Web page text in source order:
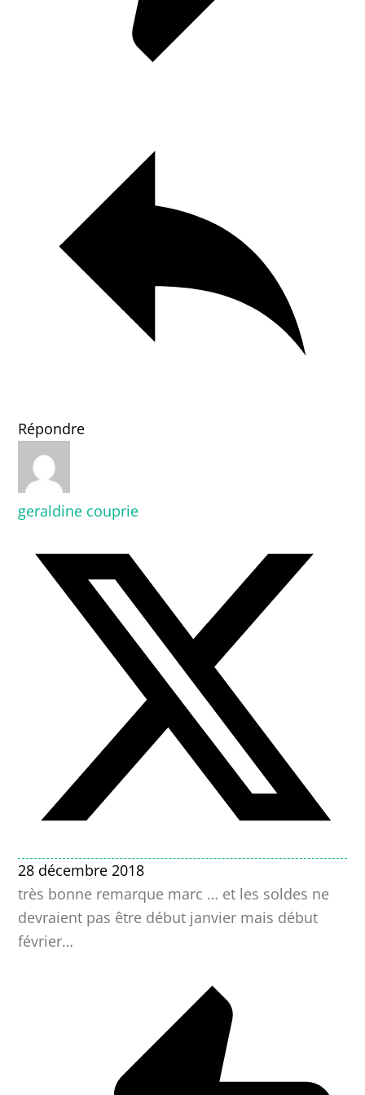
Répondre
geraldine couprie
28 décembre 2018
très bonne remarque marc … et les soldes ne
devraient pas être début janvier mais début
février…